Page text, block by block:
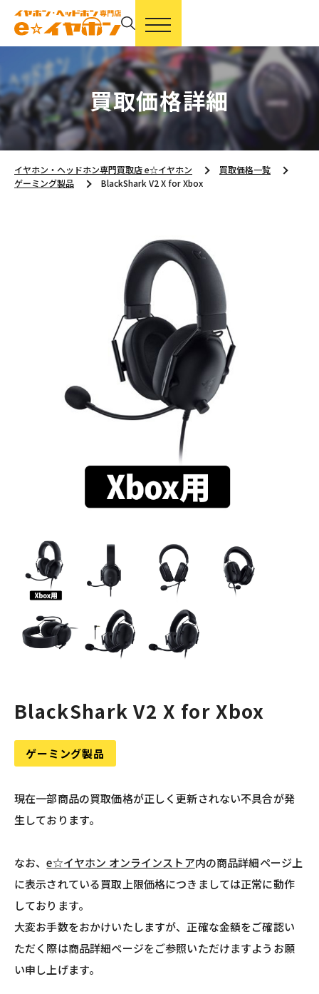
買取価格詳細
イヤホン・ヘッドホン専門買取店 e☆イヤホン
買取価格一覧
ゲーミング製品
BlackShark V2 X for Xbox
BlackShark V2 X for Xbox
ゲーミング製品
現在一部商品の買取価格が正しく更新されない不具合が発
生しております。
なお、e☆イヤホン オンラインストア内の商品詳細ページ上
に表示されている買取上限価格につきましては正常に動作
しております。
大変お手数をおかけいたしますが、正確な金額をご確認い
ただく際は商品詳細ページをご参照いただけますようお願
い申し上げます。